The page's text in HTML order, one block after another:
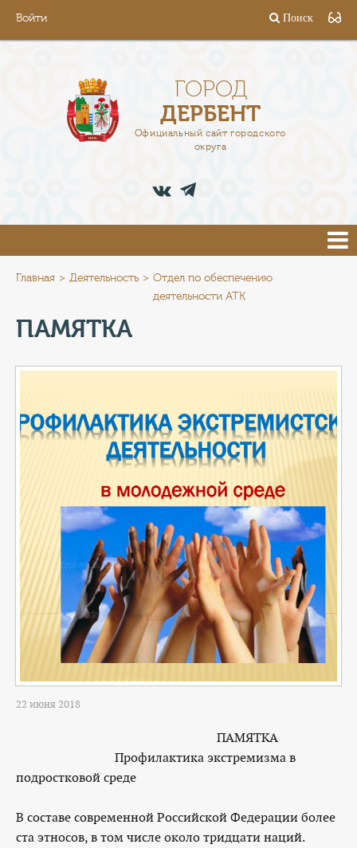
Войти Поиск
ГОРОД
ДЕРБЕНТ
Официальный сайт городского
округа
АДМИНИСТРАЦИЯ
ПРЕСС-ЦЕНТР
ТУРИСТАМ
ГЕРОИ Z
КАТАЛОГ УСЛУГ
СЛУЖБА ПО КОНТРАКТУ
Главная Деятельность
Отдел по обеспечению
деятельности АТК
ПАМЯТКА
22 июня 2018
ПАМЯТКА
Профилактика экстремизма в
подростковой среде
В составе современной Российской Федерации более
ста этносов, в том числе около тридцати наций.